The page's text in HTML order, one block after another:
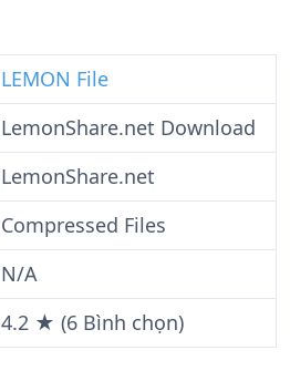
LEMON File
LemonShare.net Download
LemonShare.net
Compressed Files
N/A
4.2 ★ (6 Bình chọn)